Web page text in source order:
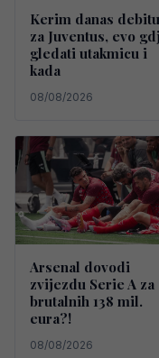
Kerim danas
za Juventus, evo
gledati utakmicu i
kada
08/08/2026
Arsenal dovodi
zvijezdu Serie A za
brutalnih 138 mil.
eura?!
08/08/2026